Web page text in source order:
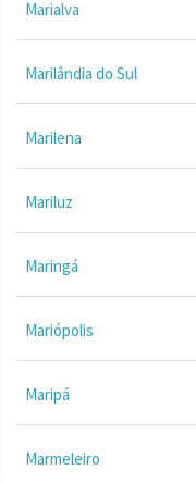
Marialva
Marilândia do Sul
Marilena
Mariluz
Maringá
Mariópolis
Maripá
Marmeleiro